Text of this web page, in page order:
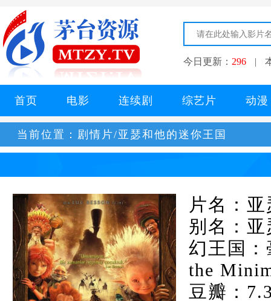
今日更新： 296 |
首页 电影 连续剧 综艺片 动漫
当前位置： 剧情片/亚瑟和他的迷你王国
片名：
别名：
幻王国
the
豆瓣：